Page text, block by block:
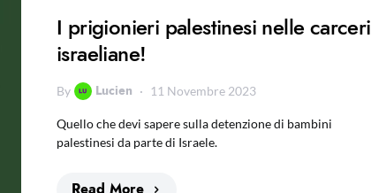
I prigionieri palestinesi nelle carceri
israeliane!
By Lucien 11 Novembre 2023
Quello che devi sapere sulla detenzione di bambini
palestinesi da parte di Israele.